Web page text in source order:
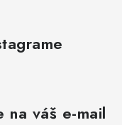
na váš e-mail